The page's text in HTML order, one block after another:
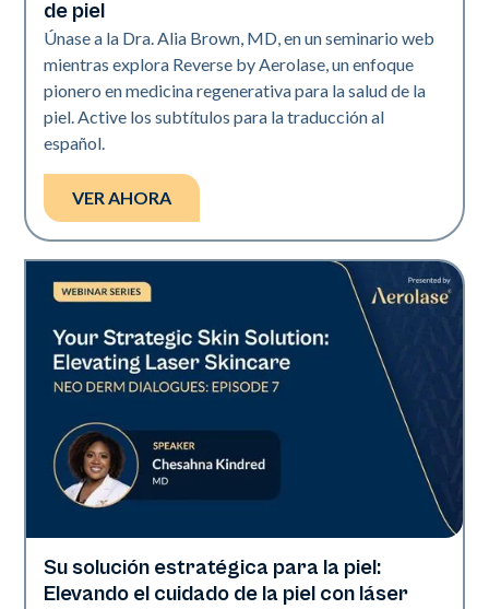
de piel
Únase a la Dra. Alia Brown, MD, en un seminario web
mientras explora Reverse by Aerolase, un enfoque
pionero en medicina regenerativa para la salud de la
piel. Active los subtítulos para la traducción al
español.
VER AHORA
Neo + Era
Su solución estratégica para la piel:
Elevando el cuidado de la piel con láser